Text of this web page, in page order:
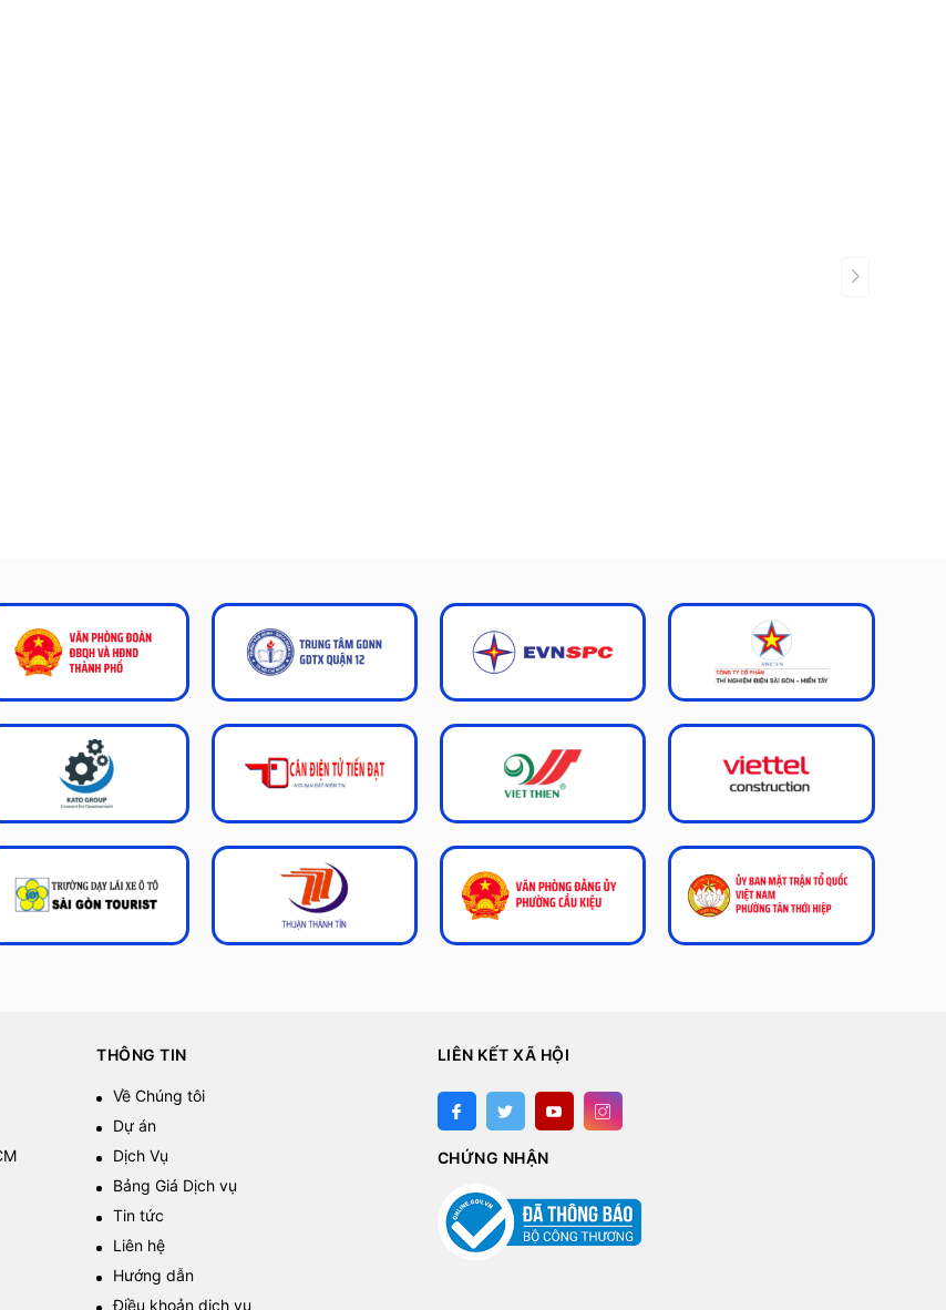
THÔNG TIN
Về Chúng tôi
Dự án
Dịch Vụ
Bảng Giá Dịch vụ
Tin tức
Liên hệ
Hướng dẫn
Điều khoản dịch vụ
LIÊN KẾT XÃ HỘI
CHỨNG NHẬN